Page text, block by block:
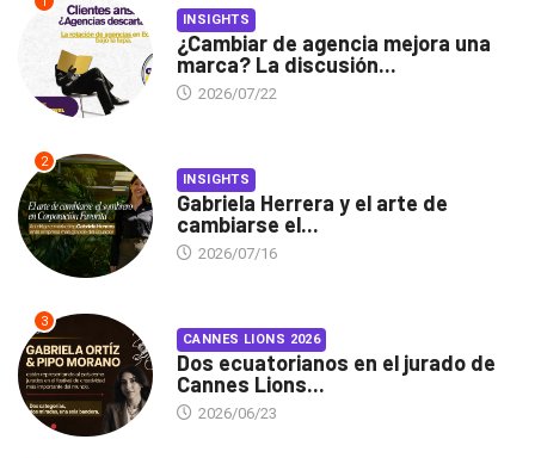
INSIGHTS
¿Cambiar de agencia mejora una
marca? La discusión...
2026/07/22
2
INSIGHTS
Gabriela Herrera y el arte de
cambiarse el...
2026/07/16
3
CANNES LIONS 2026
Dos ecuatorianos en el jurado de
Cannes Lions...
2026/06/23